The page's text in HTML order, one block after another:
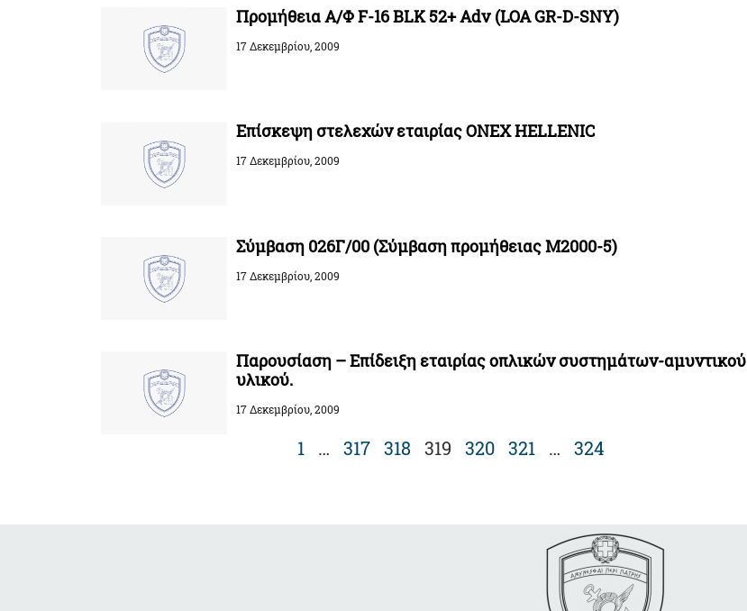
Προμήθεια Α/Φ F-16 BLK 52+ Adv (LOA GR-D-SNY)
17 Δεκεμβρίου, 2009
Επίσκεψη στελεχών εταιρίας ONEX HELLENIC
17 Δεκεμβρίου, 2009
Σύμβαση 026Γ/00 (Σύμβαση προμήθειας M2000-5)
17 Δεκεμβρίου, 2009
Παρουσίαση – Επίδειξη εταιρίας οπλικών συστημάτων-αμυντικού
υλικού.
17 Δεκεμβρίου, 2009
1 … 317 318 319 320 321 … 324